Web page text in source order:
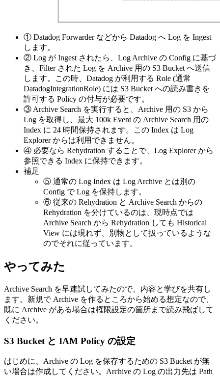
① Datadog Forwarder などから Datadog へ Log を Ingest
します。
② Log が Ingest されたら、Log Archive の Config に基づ
き、Filter された Log を Archive 用の S3 Bucket へ送信
します。この時、Datadog が利用する Role (通常
DatadogIntegrationRole) には S3 Bucket への読み書きを
許可する Policy の付与が必要です。
③ Archive Search を実行すると、Archive 用の S3 から
Log を取得し、最大 100k Event の Archive Search 用の
Index に 24 時間保持されます。この Index は Log
Explorer からは利用できません。
④ 必要なら Rehydration することで、Log Explorer から
参照できる Index に保持できます。
補足
⑤ 通常の Log Index は Log Archive とは別の
Config で Log を保持します。
⑥ 従来の Rehydration と Archive Search からの
Rehydration を分けているのは、現時点では
Archive Search から Rehydration しても Historical
View には現れず、別物として扱っているような
のでそれに従っています。
やってみた
Archive Search を早速試してみたので、内容と学びを共有し
ます。新規で Archive を作るところから始める想定なので、
既に Archive がある場合は権限設定の箇所まで読み飛ばして
ください。
S3 Bucket と IAM Policy の設定
はじめに、Archive の Log を保存するための S3 Bucket が無
い場合は作成してください。Archive の Log の出力先は Path